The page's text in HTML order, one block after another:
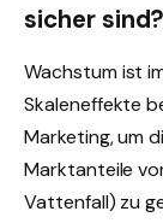
sicher sind?
Wachstum ist
Skaleneffekte
Marketing, um
Marktanteile
Vattenfall) zu